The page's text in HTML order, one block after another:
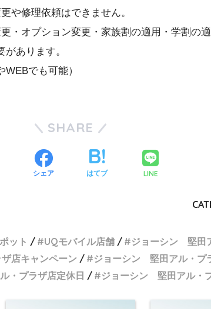
や修理依頼はできません。
・オプション変更・家族割の適用・学割の適
あります。
WEBでも可能）
SHARE
シェア はてブ LINE
ット
UQモバイル店舗
ジョーシン 堅田
店キャンペーン
ジョーシン 堅田アル・プ
・プラザ店定休日
ジョーシン 堅田アル・